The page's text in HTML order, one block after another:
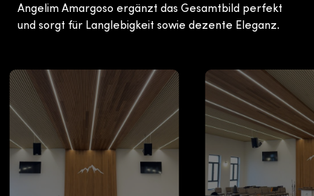
Angelim Amargoso ergänzt das Gesamtbild perfekt
und sorgt für Langlebigkeit sowie dezente Eleganz.